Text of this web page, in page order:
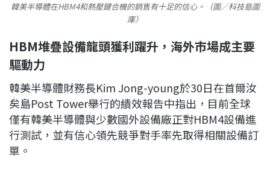
韓美半導體在HBM4和熱壓鍵合機的銷售有十足的信心。（圖／科技島圖
庫）
HBM堆疊設備龍頭獲利躍升，海外市場成主要
驅動力
韓美半導體財務長Kim Jong-young於30日在首爾汝
矣島Post Tower舉行的績效報告中指出，目前全球
僅有韓美半導體與少數國外設備廠正對HBM4設備進
行測試，並有信心領先競爭對手率先取得相關設備訂
單。